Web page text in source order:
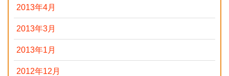
2013年4月
2013年3月
2013年1月
2012年12月